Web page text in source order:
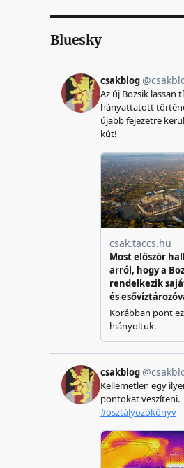
Bluesky